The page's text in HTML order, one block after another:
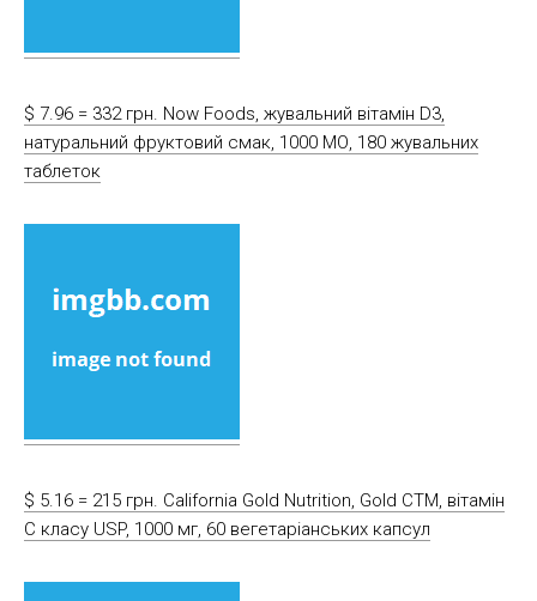
$ 7.96 = 332 грн. Now Foods, жувальний вітамін D3,
натуральний фруктовий смак, 1000 МО, 180 жувальних
таблеток
$ 5.16 = 215 грн. California Gold Nutrition, Gold CTM, вітамін
C класу USP, 1000 мг, 60 вегетаріанських капсул